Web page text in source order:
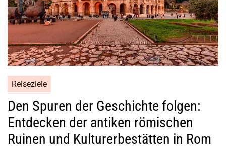
Reiseziele
Den Spuren der Geschichte folgen:
Entdecken der antiken römischen
Ruinen und Kulturerbestätten in Rom